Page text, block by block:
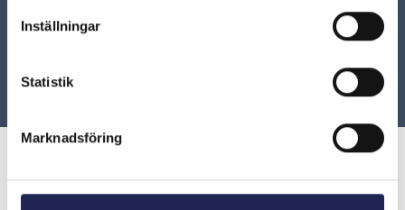
Inställningar
Statistik
Marknadsföring